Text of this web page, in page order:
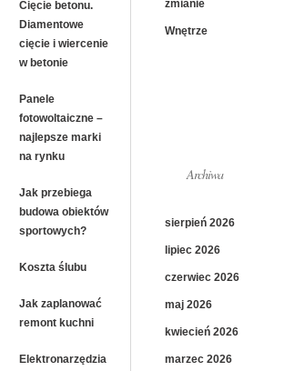
Cięcie betonu.
Diamentowe
cięcie i wiercenie
w betonie
Panele
fotowoltaiczne –
najlepsze marki
na rynku
Jak przebiega
budowa obiektów
sportowych?
Koszta ślubu
Jak zaplanować
remont kuchni
Elektronarzędzia
zmianie
Wnętrze
Archiwa
sierpień 2026
lipiec 2026
czerwiec 2026
maj 2026
kwiecień 2026
marzec 2026